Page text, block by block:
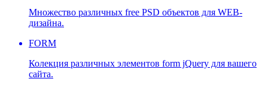
Множество различных free PSD объектов для WEB-
дизайна.
FORM
Колекция различных элементов form jQuery для вашего
сайта.